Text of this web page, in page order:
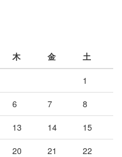
木 金 土
1
6 7
8
13 14
15
20 21
22